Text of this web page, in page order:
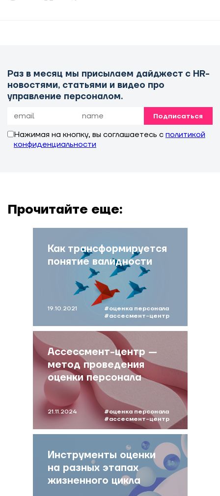
Раз в месяц мы присылаем дайджест с HR-
новостями, статьями и видео про
управление персоналом.
Подписаться
Нажимая на кнопку, вы соглашаетесь с политикой
конфиденциальности
Прочитайте еще:
Как трансформируется
понятие валидности
19.10.2021
#оценка персонала
#ассесмент-центр
#брун
Ассессмент-центр —
метод проведения
оценки персонала
21.11.2024
#оценка персонала
#ассесмент-центр
Инструменты оценки
на разных этапах
жизненного цикла